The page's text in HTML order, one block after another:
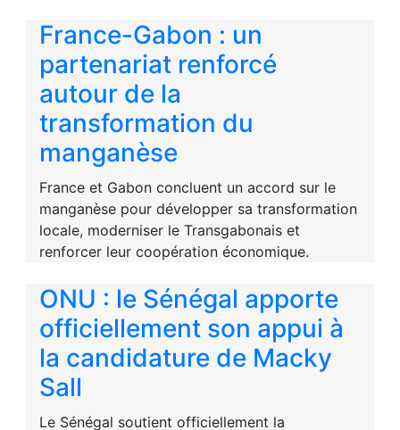
France-Gabon : un
partenariat renforcé
autour de la
transformation du
manganèse
France et Gabon concluent un accord sur le
manganèse pour développer sa transformation
locale, moderniser le Transgabonais et
renforcer leur coopération économique.
ONU : le Sénégal apporte
officiellement son appui à
la candidature de Macky
Sall
Le Sénégal soutient officiellement la